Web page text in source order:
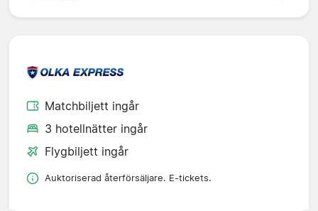
Matchbiljett ingår
3 hotellnätter ingår
Flygbiljett ingår
Auktoriserad återförsäljare. E-tickets.